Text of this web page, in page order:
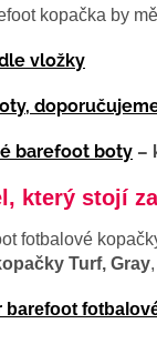
kopačka by
vložky
barefoot boty –
který stojí
fotbalové
Turf, Gray
barefoot